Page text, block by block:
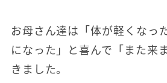
お母さん達は「体が軽くなっ
になった」と喜んで「また来
きました。